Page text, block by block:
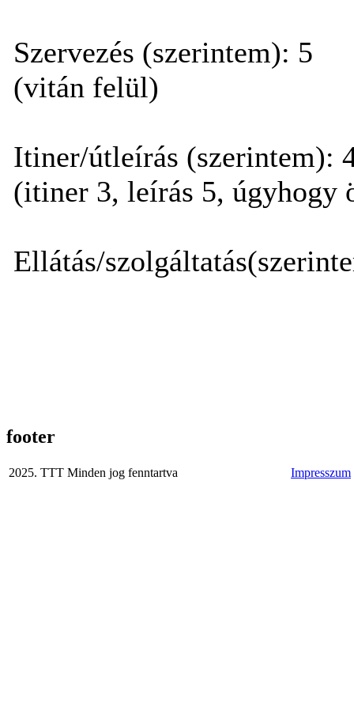
Szervezés (szerintem): 5
(vitán felül)
Itiner/útleírás (szerintem):
(itiner 3, leírás 5, úgyhogy
Ellátás/
footer
2025. TTT Minden jog fenntartva Impresszum